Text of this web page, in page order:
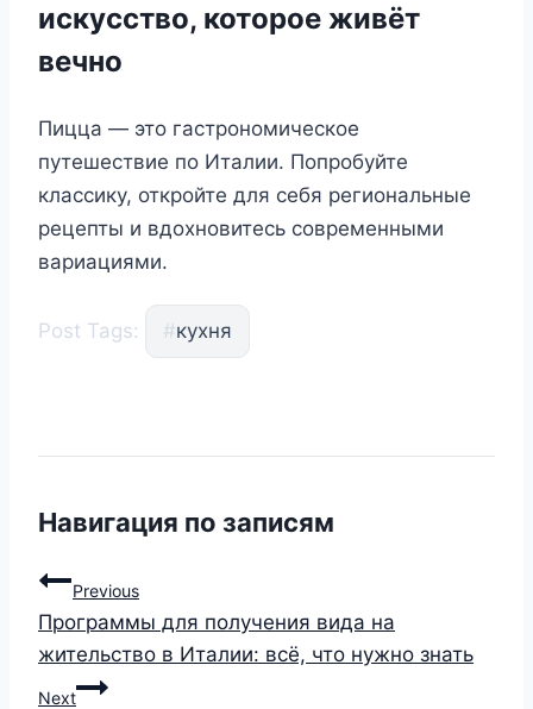
искусство, которое живёт
вечно
Пицца — это гастрономическое
путешествие по Италии. Попробуйте
классику, откройте для себя региональные
рецепты и вдохновитесь современными
вариациями.
Post Tags: #кухня
Навигация по записям
Previous
Программы для получения вида на
жительство в Италии: всё, что нужно знать
Next